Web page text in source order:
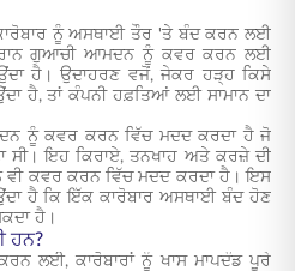
ਨੂੰ ਅਸਥਾਈ ਤੌਰ 'ਤੇ ਬੰਦ ਕਰਨ ਲਈ
ਗੁਆਚੀ ਆਮਦਨ ਨੂੰ ਕਵਰ ਕਰਨ ਲਈ
ਹੈ। ਉਦਾਹਰਣ ਵਜੋਂ, ਜੇਕਰ ਹੜ੍ਹ ਕਿਸੇ
ਹੈ, ਤਾਂ ਕੰਪਨੀ ਹਫ਼ਤਿਆਂ ਲਈ ਸਾਮਾਨ ਦਾ
ਨੂੰ ਕਵਰ ਕਰਨ ਵਿੱਚ ਮਦਦ ਕਰਦਾ ਹੈ ਜੋ
ਇਹ ਕਿਰਾਏ, ਤਨਖਾਹ ਅਤੇ ਕਰਜ਼ੇ ਦੀ
ਕਵਰ ਕਰਨ ਵਿੱਚ ਮਦਦ ਕਰਦਾ ਹੈ। ਇਸ
ਹੈ ਕਿ ਇੱਕ ਕਾਰੋਬਾਰ ਅਸਥਾਈ ਬੰਦ ਹੋਣ
ਹੈ।
ਹਨ?
ਲਈ, ਕਾਰੋਬਾਰਾਂ ਨੂੰ ਖਾਸ ਮਾਪਦੰਡ ਪੂਰੇ